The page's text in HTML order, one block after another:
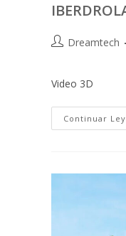
Dreamtech
Video 3D
Continuar